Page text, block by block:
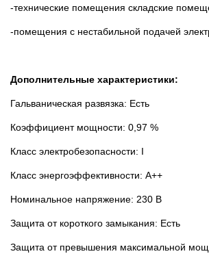
-технические помещения складские
-помещения с нестабильной подачей
Дополнительные характеристики:
Гальваническая развязка: Есть
Коэффициент мощности: 0,97 %
Класс электробезопасности: I
Класс энергоэффективности: А++
Номинальное напряжение: 230 В
Защита от короткого замыкания: Есть
Защита от превышения максимальной